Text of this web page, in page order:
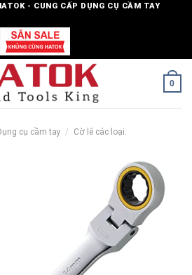
- CUNG CẤP DỤNG CỤ CẦM TAY
0
cụ cầm tay / Cờ lê các loại.